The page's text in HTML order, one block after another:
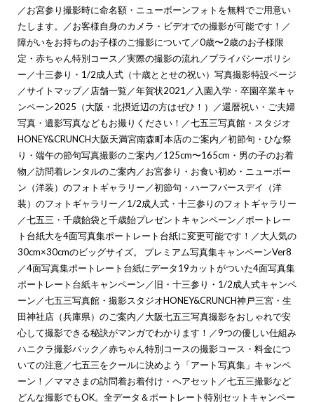
／お宮参り撮影時に命名額・ニューボーンフォトを無料でご用意い
たします。
／お客様自身のカメラ・ビデオでの撮影が可能です！ ／
障がいをお持ちのお子様のご撮影について ／0歳〜2歳のお子様限
定・赤ちゃん特別コース ／実際の撮影の流れ／プライバシーポリシ
ー ／十三参り・1/2成人式（十歳ととせの祝い）写真撮影特設ページ
／サイトマップ／ 店舗一覧 ／年賀状2021 ／ 入園入学・卒園卒業キャ
ンペーン2025（大阪・北摂近辺の方はぜひ！）
／還暦祝い・ご夫婦
写真・遺影写真などもお撮りください！ ／七五三写真館・スタジオ
HONEY&CRUNCH大阪天満宮南森町本店のご案内 ／初節句・ひな祭
り・端午の節句写真撮影のご案内 ／125cm〜165cm・男の子のお着
物 ／訪問着レンタルのご案内 ／お宮参り・お食い初め・ニューボー
ン（洋装）のフォトギャラリー ／初節句・ハーフバースデイ（洋
装）のフォトギャラリー ／1/2成人式・十三参りのフォトギャラリー
／七五三・千歳飴袋と千歳飴プレゼントキャンペーン ／ポートレー
ト台紙大を4面写真集ポートレート台紙に変更可能です！ ／大人気の
30cm×30cmのビッグサイズ。 プレミアム写真集キャンペーンVer8
／4面写真集ポートレート台紙にデータ19カットがついた4面写真集
ポートレート台紙キャンペーン ／旧・十三参り・1/2成人式キャンペ
ーン ／七五三写真館・撮影スタジオHONEY&CRUNCH神戸三宮・生
田神社店（兵庫県）のご案内 ／大阪七五三写真撮影をおしゃれで安
心して撮影できる秘訣がマンガでわかります！ ／9つの優しい仕組み
ハニクラ撮影パック ／赤ちゃん特別コースの撮影コース・料金につ
いての注意／七五三をクールに決めよう「アート写真集」キャンペ
ーン！ ／ママさまの訪問着お着付け・ヘアセット ／七五三撮影など
どんな撮影でもOK。全データ＆ポートレート特別セットキャンペー